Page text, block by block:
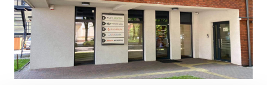
مرضى مصابين بفيروس نقص المناعة البشرية
مرضى مصابين بالتهاب الكبد B
مرضى مصابين بالتهاب الكبد C